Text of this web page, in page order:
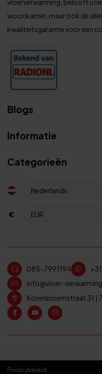
vloerverwarming, belooft u
woonkamer, maar ook de
kwaliteitsgarantie voor een
Blogs
Informatie
Categorieën
€
085-7991194
info@vloer-
Korenbloemstraat 31 |
Privacybeleid